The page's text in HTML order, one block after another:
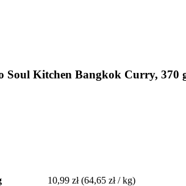
Soul Kitchen Bangkok Curry, 370
10,99 zł (64,65 zł / kg)